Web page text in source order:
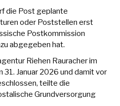
die Post geplante
oder Poststellen erst
Postkommission
abgegeben hat.
Riehen Rauracher im
Januar 2026 und damit vor
teilte die
Grundversorgung